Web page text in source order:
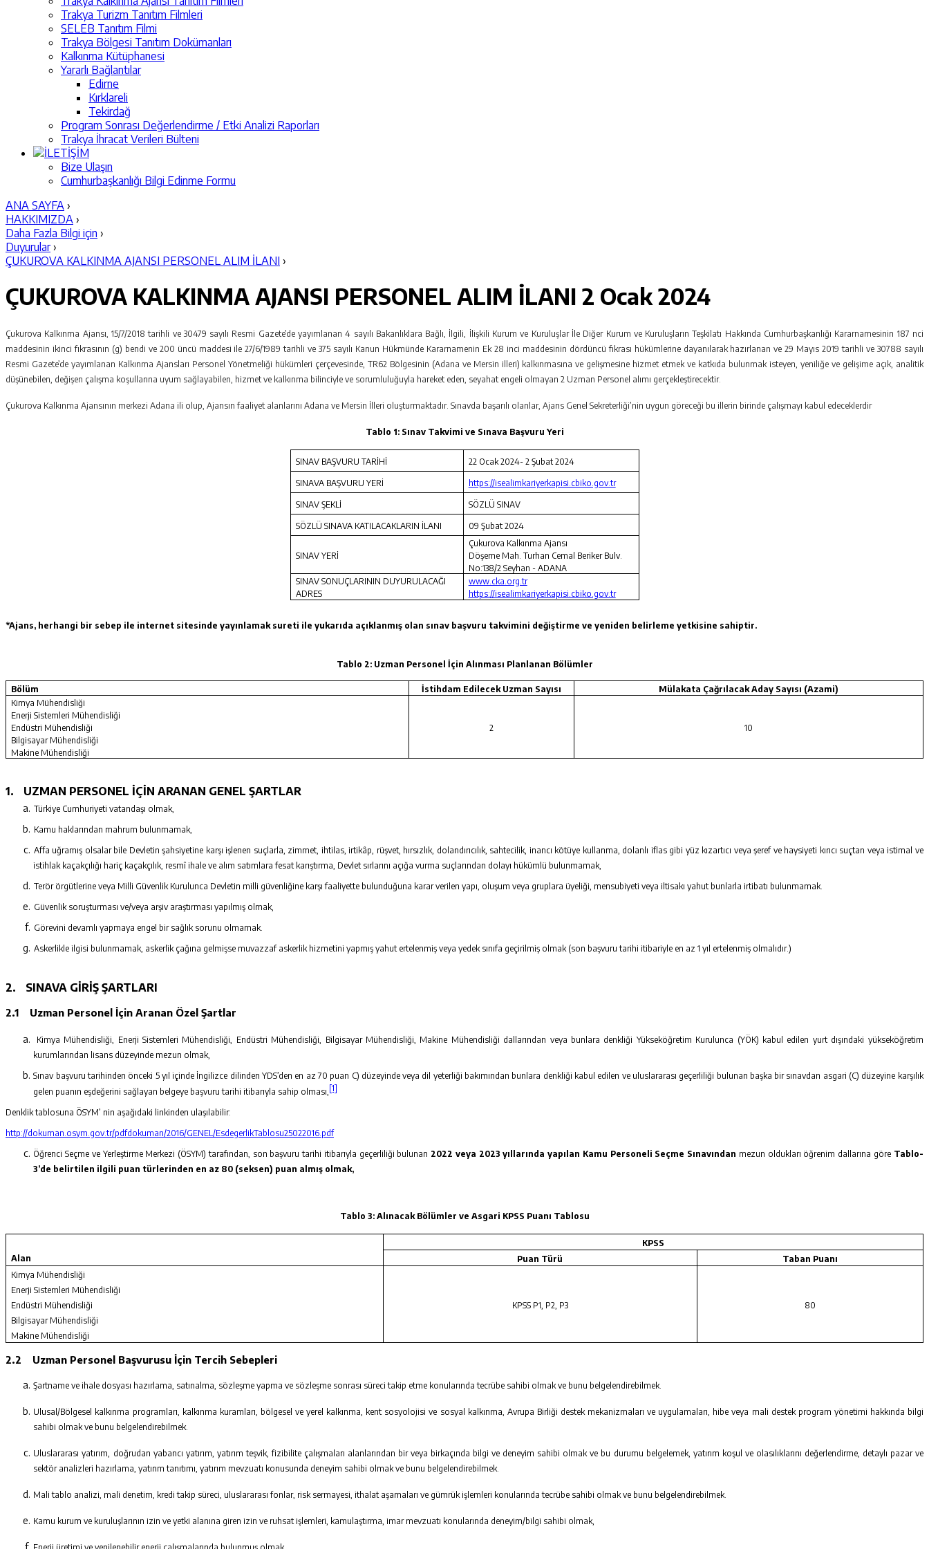
Trakya Turizm Tanıtım Filmleri
SELEB Tanıtım Filmi
Trakya Bölgesi Tanıtım Dokümanları
Kalkınma Kütüphanesi
Yararlı Bağlantılar
Edirne
Kırklareli
Tekirdağ
Program Sonrası Değerlendirme / Etki Analizi Raporları
Trakya İhracat Verileri Bülteni
İLETİŞİM
Bize Ulaşın
Cumhurbaşkanlığı Bilgi Edinme Formu
ANA SAYFA ›
HAKKIMIZDA ›
Daha Fazla Bilgi için ›
Duyurular ›
ÇUKUROVA KALKINMA AJANSI PERSONEL ALIM İLANI ›
ÇUKUROVA KALKINMA AJANSI PERSONEL ALIM İLANI 2 Ocak 2024
Çukurova Kalkınma Ajansı, 15/7/2018 tarihli ve 30479 sayılı Resmi Gazete’de yayımlanan 4 sayılı Bakanlıklara Bağlı, İlgili, İlişkili Kurum ve Kuruluşlar İle Diğer Kurum ve Kuruluşların Teşkilatı Hakkında Cumhurbaşkanlığı Kararnamesinin 187 nci
maddesinin ikinci fıkrasının (g) bendi ve 200 üncü maddesi ile 27/6/1989 tarihli ve 375 sayılı Kanun Hükmünde Kararnamenin Ek 28 inci maddesinin dördüncü fıkrası hükümlerine dayanılarak hazırlanan ve 29 Mayıs 2019 tarihli ve 30788 sayılı
Resmi Gazete’de yayımlanan Kalkınma Ajansları Personel Yönetmeliği hükümleri çerçevesinde, TR62 Bölgesinin (Adana ve Mersin illeri) kalkınmasına ve gelişmesine hizmet etmek ve katkıda bulunmak isteyen, yeniliğe ve gelişime açık, analitik
düşünebilen, değişen çalışma koşullarına uyum sağlayabilen, hizmet ve kalkınma bilinciyle ve sorumluluğuyla hareket eden, seyahat engeli olmayan 2 Uzman Personel alımı gerçekleştirecektir.
Çukurova Kalkınma Ajansının merkezi Adana ili olup, Ajansın faaliyet alanlarını Adana ve Mersin İlleri oluşturmaktadır. Sınavda başarılı olanlar, Ajans Genel Sekreterliği’nin uygun göreceği bu illerin birinde çalışmayı kabul edeceklerdir
Tablo 1: Sınav Takvimi ve Sınava Başvuru Yeri
SINAV BAŞVURU TARİHİ 22 Ocak 2024- 2 Şubat 2024
SINAVA BAŞVURU YERİ https://isealimkariyerkapisi.cbiko.gov.tr
SINAV ŞEKLİ SÖZLÜ SINAV
SÖZLÜ SINAVA KATILACAKLARIN İLANI 09 Şubat 2024
SINAV YERİ
Çukurova Kalkınma Ajansı
Döşeme Mah. Turhan Cemal Beriker Bulv.
No:138/2 Seyhan - ADANA
SINAV SONUÇLARININ DUYURULACAĞI
ADRES
www.cka.org.tr
https://isealimkariyerkapisi.cbiko.gov.tr
*Ajans, herhangi bir sebep ile internet sitesinde yayınlamak sureti ile yukarıda açıklanmış olan sınav başvuru takvimini değiştirme ve yeniden belirleme yetkisine sahiptir.
Tablo 2: Uzman Personel İçin Alınması Planlanan Bölümler
Bölüm İstihdam Edilecek Uzman Sayısı
Mülakata Çağrılacak Aday Sayısı (Azami)
Kimya Mühendisliği
Enerji Sistemleri Mühendisliği
Endüstri Mühendisliği
Bilgisayar Mühendisliği
Makine Mühendisliği
2 10
1. UZMAN PERSONEL İÇİN ARANAN GENEL ŞARTLAR
Türkiye Cumhuriyeti vatandaşı olmak,
Kamu haklarından mahrum bulunmamak,
Affa uğramış olsalar bile Devletin şahsiyetine karşı işlenen suçlarla, zimmet, ihtilas, irtikâp, rüşvet, hırsızlık, dolandırıcılık, sahtecilik, inancı kötüye kullanma, dolanlı iflas gibi yüz kızartıcı veya şeref ve haysiyeti kırıcı suçtan veya istimal ve
istihlak kaçakçılığı hariç kaçakçılık, resmî ihale ve alım satımlara fesat karıştırma, Devlet sırlarını açığa vurma suçlarından dolayı hükümlü bulunmamak,
Terör örgütlerine veya Milli Güvenlik Kurulunca Devletin milli güvenliğine karşı faaliyette bulunduğuna karar verilen yapı, oluşum veya gruplara üyeliği, mensubiyeti veya iltisakı yahut bunlarla irtibatı bulunmamak.
Güvenlik soruşturması ve/veya arşiv araştırması yapılmış olmak,
Görevini devamlı yapmaya engel bir sağlık sorunu olmamak.
Askerlikle ilgisi bulunmamak, askerlik çağına gelmişse muvazzaf askerlik hizmetini yapmış yahut ertelenmiş veya yedek sınıfa geçirilmiş olmak (son başvuru tarihi itibariyle en az 1 yıl ertelenmiş olmalıdır.)
2. SINAVA GİRİŞ ŞARTLARI
2.1 Uzman Personel İçin Aranan Özel Şartlar
Kimya Mühendisliği, Enerji Sistemleri Mühendisliği, Endüstri Mühendisliği, Bilgisayar Mühendisliği, Makine Mühendisliği dallarından veya bunlara denkliği Yükseköğretim Kurulunca (YÖK) kabul edilen yurt dışındaki yükseköğretim
kurumlarından lisans düzeyinde mezun olmak,
Sınav başvuru tarihinden önceki 5 yıl içinde İngilizce dilinden YDS’den en az 70 puan C) düzeyinde veya dil yeterliği bakımından bunlara denkliği kabul edilen ve uluslararası geçerliliği bulunan başka bir sınavdan asgari (C) düzeyine karşılık
gelen puanın eşdeğerini sağlayan belgeye başvuru tarihi itibarıyla sahip olması, [1]
Denklik tablosuna ÖSYM’ nin aşağıdaki linkinden ulaşılabilir:
http://dokuman.osym.gov.tr/pdfdokuman/2016/GENEL/EsdegerlikTablosu25022016.pdf
Öğrenci Seçme ve Yerleştirme Merkezi (ÖSYM) tarafından, son başvuru tarihi itibarıyla geçerliliği bulunan 2022 veya 2023 yıllarında yapılan Kamu Personeli Seçme Sınavından mezun oldukları öğrenim dallarına göre Tablo-
3’de belirtilen ilgili puan türlerinden en az 80 (seksen) puan almış olmak,
Tablo 3: Alınacak Bölümler ve Asgari KPSS Puanı Tablosu
Alan
KPSS
Puan Türü
Taban Puanı
Kimya Mühendisliği
Enerji Sistemleri Mühendisliği
Endüstri Mühendisliği
Bilgisayar Mühendisliği
Makine Mühendisliği
KPSS P1, P2, P3 80
2.2 Uzman Personel Başvurusu İçin Tercih Sebepleri
Şartname ve ihale dosyası hazırlama, satınalma, sözleşme yapma ve sözleşme sonrası süreci takip etme konularında tecrübe sahibi olmak ve bunu belgelendirebilmek.
Ulusal/Bölgesel kalkınma programları, kalkınma kuramları, bölgesel ve yerel kalkınma, kent sosyolojisi ve sosyal kalkınma, Avrupa Birliği destek mekanizmaları ve uygulamaları, hibe veya mali destek program yönetimi hakkında bilgi
sahibi olmak ve bunu belgelendirebilmek.
Uluslararası yatırım, doğrudan yabancı yatırım, yatırım teşvik, fizibilite çalışmaları alanlarından bir veya birkaçında bilgi ve deneyim sahibi olmak ve bu durumu belgelemek, yatırım koşul ve olasılıklarını değerlendirme, detaylı pazar ve
sektör analizleri hazırlama, yatırım tanıtımı, yatırım mevzuatı konusunda deneyim sahibi olmak ve bunu belgelendirebilmek.
Mali tablo analizi, mali denetim, kredi takip süreci, uluslararası fonlar, risk sermayesi, ithalat aşamaları ve gümrük işlemleri konularında tecrübe sahibi olmak ve bunu belgelendirebilmek.
Kamu kurum ve kuruluşlarının izin ve yetki alanına giren izin ve ruhsat işlemleri, kamulaştırma, imar mevzuatı konularında deneyim/bilgi sahibi olmak,